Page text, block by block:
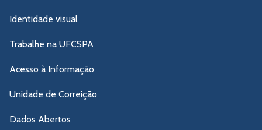
Identidade visual
Trabalhe na UFCSPA
Acesso à Informação
Unidade de Correição
Dados Abertos